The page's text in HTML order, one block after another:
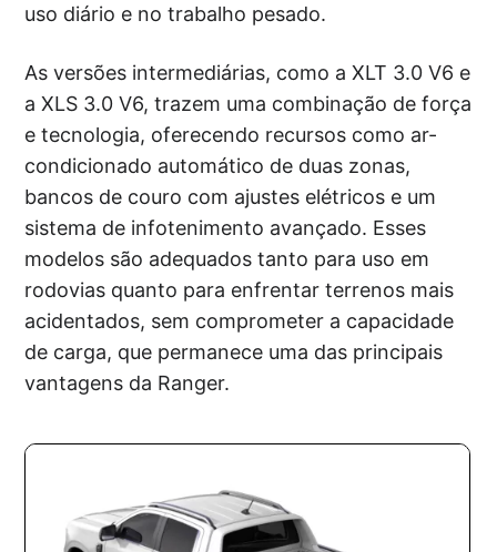
uso diário e no trabalho pesado.
As versões intermediárias, como a XLT 3.0 V6 e
a XLS 3.0 V6, trazem uma combinação de força
e tecnologia, oferecendo recursos como ar-
condicionado automático de duas zonas,
bancos de couro com ajustes elétricos e um
sistema de infotenimento avançado. Esses
modelos são adequados tanto para uso em
rodovias quanto para enfrentar terrenos mais
acidentados, sem comprometer a capacidade
de carga, que permanece uma das principais
vantagens da Ranger.